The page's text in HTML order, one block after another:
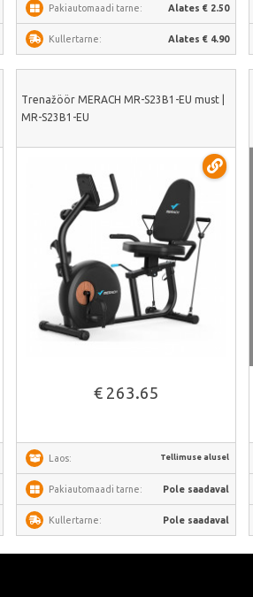
Pakiautomaadi tarne: Alates € 2.50
Kullertarne: Alates € 4.90
Trenažöör MERACH MR-S23B1-EU must |
MR-S23B1-EU
€ 263.65
Laos: Tellimuse alusel
Pakiautomaadi tarne: Pole saadaval
Kullertarne: Pole saadaval